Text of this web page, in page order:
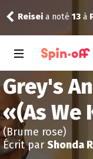
Reisei a noté 13 à
Grey's
«(As We
(Brume rose)
Écrit par Shonda